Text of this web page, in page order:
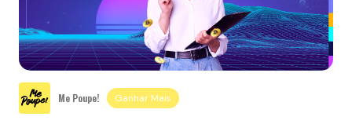
Me Poupe! Ganhar Mais